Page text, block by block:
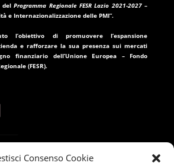
Consenso Cookie
delProgramma Regionale FESR Lazio 2021-2027–
e Internazionalizzazione delle PMI”.
l’obiettivo di promuovere l’espansione
e rafforzare la sua presenza sui mercati
finanziario dell’Unione Europea – Fondo
(FESR).